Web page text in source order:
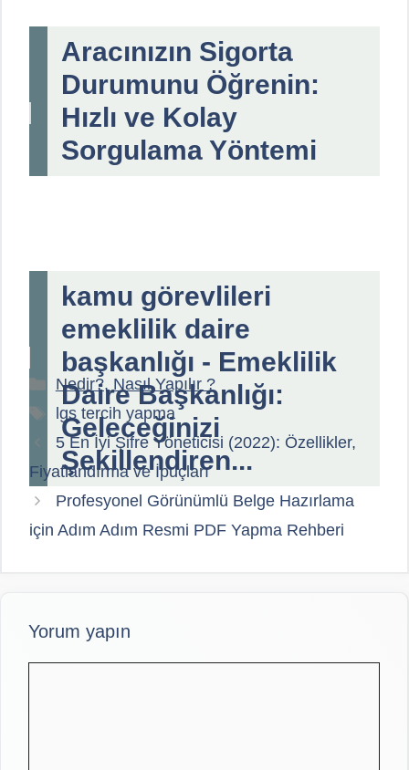
Aracınızın Sigorta
Durumunu Öğrenin:
Hızlı ve Kolay
Sorgulama Yöntemi
kamu görevlileri
emeklilik daire
başkanlığı - Emeklilik
Daire Başkanlığı:
Geleceğinizi
Şekillendiren...
Kategoriler
Nedir?, Nasıl Yapılır ?
Etiketler
lgs tercih yapma
5 En İyi Şifre Yöneticisi (2022): Özellikler,
Fiyatlandırma ve İpuçları
Profesyonel Görünümlü Belge Hazırlama
için Adım Adım Resmi PDF Yapma Rehberi
Yorum yapın